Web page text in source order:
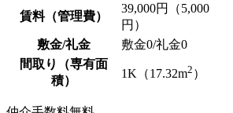
賃料（管理費）
39,000円（5,000
円）
敷金/礼金 敷金0/礼金0
間取り（専有面
積）
1K（17.32m2 ）